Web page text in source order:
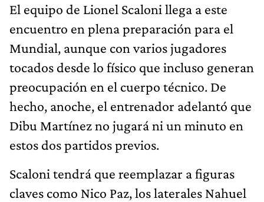
El equipo de Lionel Scaloni llega a este
encuentro en plena preparación para el
Mundial, aunque con varios jugadores
tocados desde lo físico que incluso generan
preocupación en el cuerpo técnico. De
hecho, anoche, el entrenador adelantó que
Dibu Martínez no jugará ni un minuto en
estos dos partidos previos.
Scaloni tendrá que reemplazar a figuras
claves como Nico Paz, los laterales Nahuel